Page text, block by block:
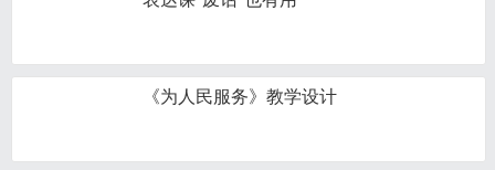
《为人民服务》教学设计